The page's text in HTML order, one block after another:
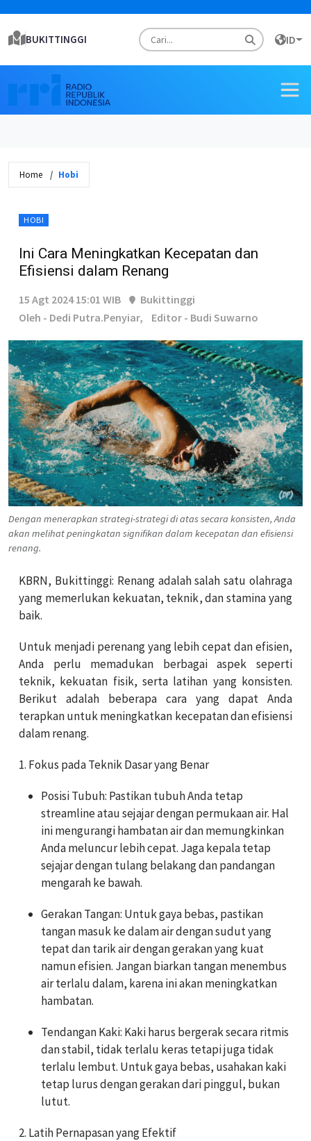
BUKITTINGGI ID
Home Hobi
HOBI
Ini Cara Meningkatkan Kecepatan dan
Efisiensi dalam Renang
15 Agt 2024 15:01 WIB
Bukittinggi
Oleh - Dedi Putra.Penyiar,
Editor - Budi Suwarno
Dengan menerapkan strategi-strategi di atas secara konsisten, Anda
akan melihat peningkatan signifikan dalam kecepatan dan efisiensi
renang.
KBRN, Bukittinggi: Renang adalah salah satu olahraga
yang memerlukan kekuatan, teknik, dan stamina yang
baik.
Untuk menjadi perenang yang lebih cepat dan efisien,
Anda perlu memadukan berbagai aspek seperti
teknik, kekuatan fisik, serta latihan yang konsisten.
Berikut adalah beberapa cara yang dapat Anda
terapkan untuk meningkatkan kecepatan dan efisiensi
dalam renang.
1. Fokus pada Teknik Dasar yang Benar
Posisi Tubuh: Pastikan tubuh Anda tetap
streamline atau sejajar dengan permukaan air. Hal
ini mengurangi hambatan air dan memungkinkan
Anda meluncur lebih cepat. Jaga kepala tetap
sejajar dengan tulang belakang dan pandangan
mengarah ke bawah.
Gerakan Tangan: Untuk gaya bebas, pastikan
tangan masuk ke dalam air dengan sudut yang
tepat dan tarik air dengan gerakan yang kuat
namun efisien. Jangan biarkan tangan menembus
air terlalu dalam, karena ini akan meningkatkan
hambatan.
Tendangan Kaki: Kaki harus bergerak secara ritmis
dan stabil, tidak terlalu keras tetapi juga tidak
terlalu lembut. Untuk gaya bebas, usahakan kaki
tetap lurus dengan gerakan dari pinggul, bukan
lutut.
2. Latih Pernapasan yang Efektif